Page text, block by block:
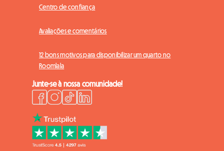
Centro de confiança
Avaliações e comentários
12 bons motivos para disponibilizar um quarto no
Roomlala
Junte-se à nossa comunidade!